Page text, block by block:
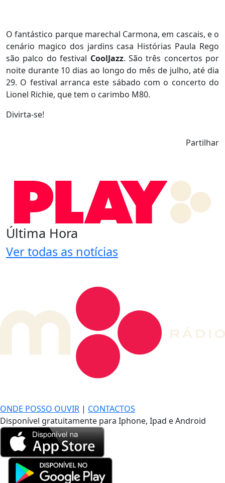
O fantástico parque marechal Carmona, em cascais, e o
cenário magico dos jardins casa Histórias Paula Rego
são palco do festival CoolJazz. São três concertos por
noite durante 10 dias ao longo do mês de julho, até dia
29. O festival arranca este sábado com o concerto do
Lionel Richie, que tem o carimbo M80.
Divirta-se!
Partilhar
Última Hora
Ver todas as notícias
ONDE POSSO OUVIR | CONTACTOS
Disponível gratuitamente para Iphone, Ipad e Android